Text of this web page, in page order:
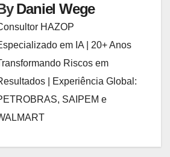
Daniel Wege
HAZOP
em IA | 20+ Anos
Riscos em
| Experiência Global:
SAIPEM e